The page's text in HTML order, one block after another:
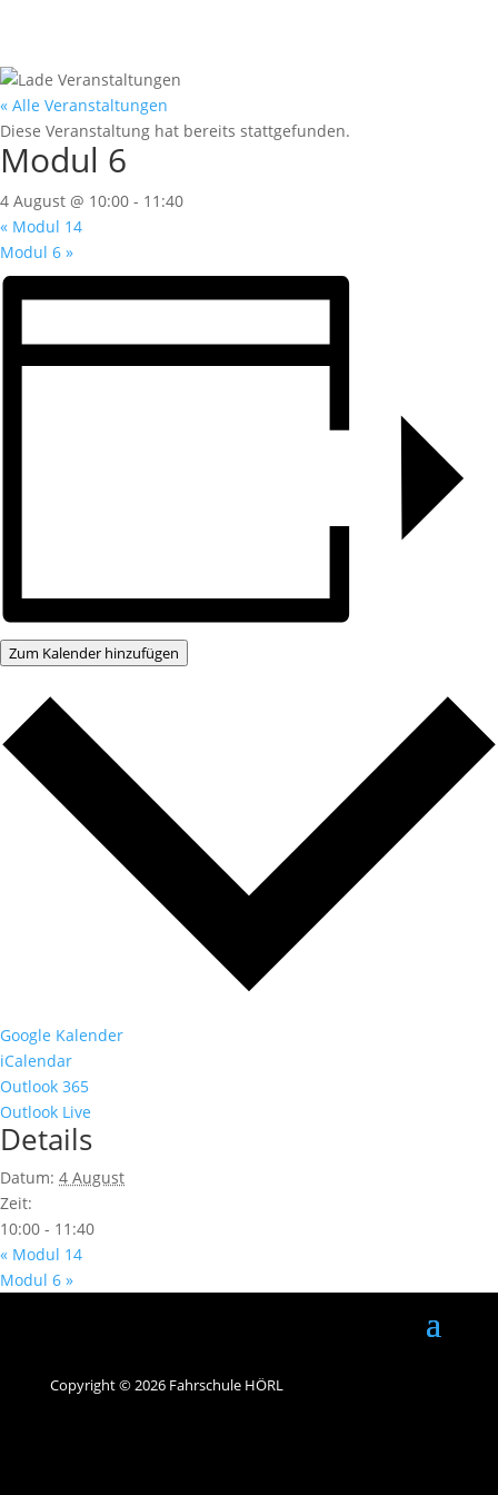
« Alle Veranstaltungen
Diese Veranstaltung hat bereits stattgefunden.
Modul 6
4 August @ 10:00 - 11:40
« Modul 14
Modul 6 »
Zum Kalender hinzufügen
Google Kalender
iCalendar
Outlook 365
Outlook Live
Details
Datum: 4 August
Zeit:
10:00 - 11:40
« Modul 14
Modul 6 »
Copyright © 2026 Fahrschule HÖRL